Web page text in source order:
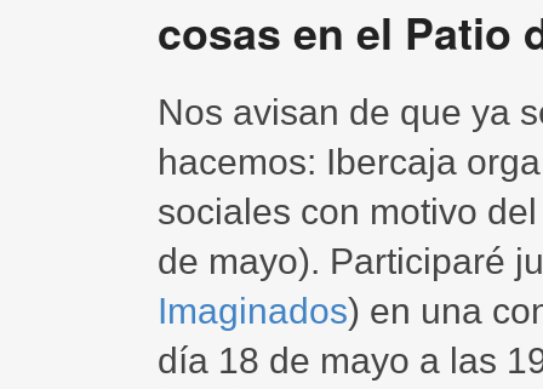
cosas en el Patio
Nos avisan de que ya
hacemos: Ibercaja
sociales con motivo
de mayo). Participaré
Imaginados) en una
día 18 de mayo a las